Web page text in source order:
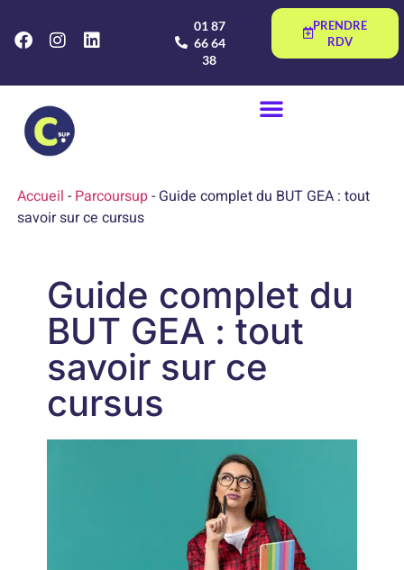
01 87
66 64
38
PRENDRE
RDV
Accueil - Parcoursup- Guide complet du BUT GEA : tout
savoir sur ce cursus
Guide complet du
BUT GEA : tout
savoir sur ce
cursus